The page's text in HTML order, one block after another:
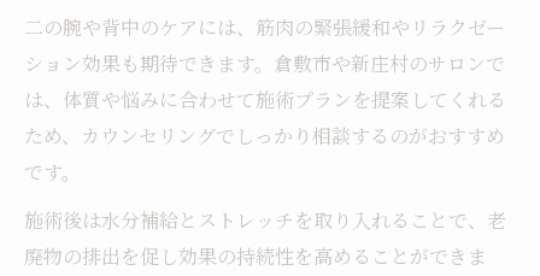
二の腕や背中のケアには、筋肉の緊張緩和やリラクゼー
ション効果も期待できます。倉敷市や新庄村のサロンで
は、体質や悩みに合わせて施術プランを提案してくれる
ため、カウンセリングでしっかり相談するのがおすすめ
です。
施術後は水分補給とストレッチを取り入れることで、老
廃物の排出を促し効果の持続性を高めることができま